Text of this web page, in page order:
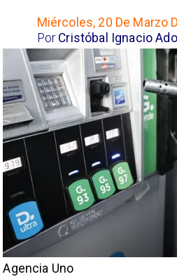
Miércoles, 20 De Marzo
Cristóbal Ignacio
Por
Agencia Uno